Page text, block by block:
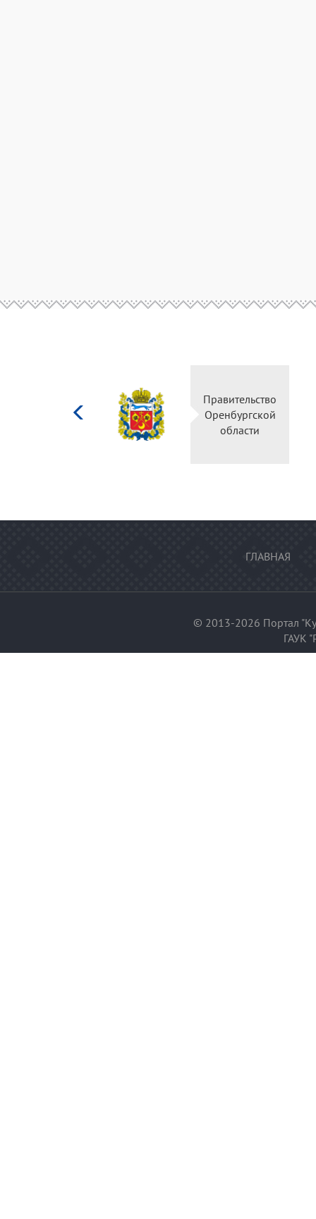
Министерство
культуры
Российской
федерации
ГЛАВНАЯ
© 2013-2026 Портал
ГАУК